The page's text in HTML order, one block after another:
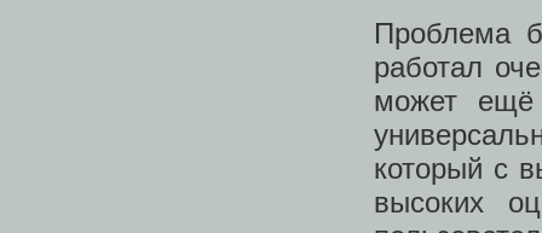
Проблема
работал
может ещё
который с
высоких